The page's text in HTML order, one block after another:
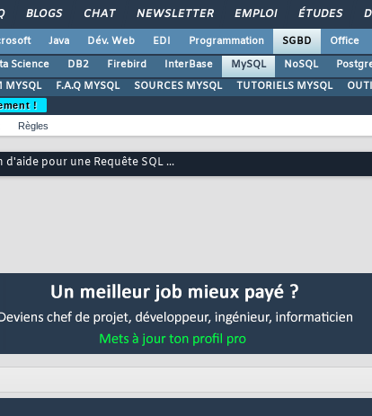
BLOGS CHAT NEWSLETTER EMPLOI ÉTUDES
Java Dév. Web EDI Programmation SGBD Office
Science DB2 Firebird InterBase MySQL NoSQL
MYSQL F.A.Q MYSQL SOURCES MYSQL TUTORIELS MYSQL
!
Règles
d'aide pour une Requête SQL ...